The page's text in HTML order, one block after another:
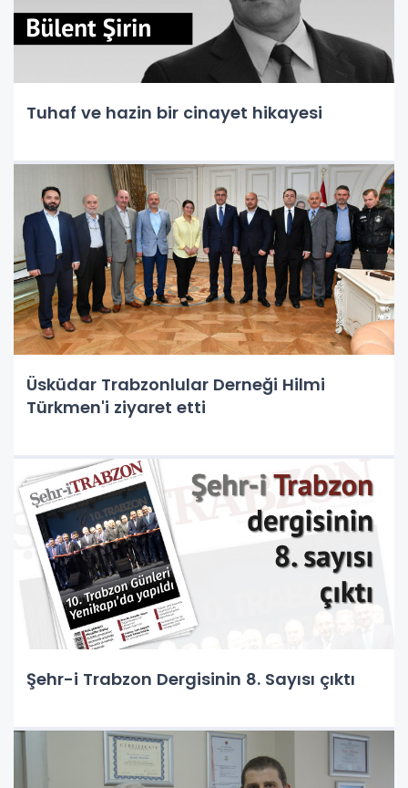
Tuhaf ve hazin bir cinayet hikayesi
Üsküdar Trabzonlular Derneği Hilmi
Türkmen'i ziyaret etti
Şehr-i Trabzon Dergisinin 8. Sayısı çıktı